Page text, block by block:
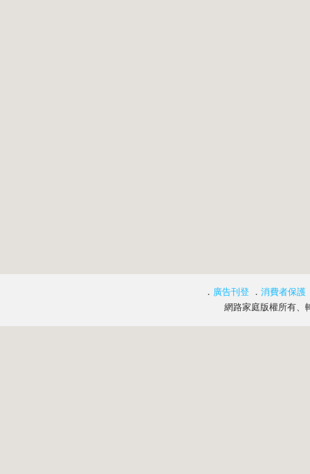
． 廣告刊登 ． 消費者保護
網路家庭版權所有、